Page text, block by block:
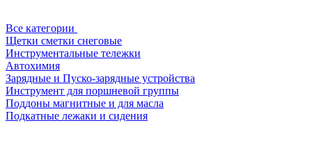
Все категории
Щетки сметки снеговые
Инструментальные тележки
Автохимия
Зарядные и Пуско-зарядные устройства
Инструмент для поршневой группы
Поддоны магнитные и для масла
Подкатные лежаки и сидения